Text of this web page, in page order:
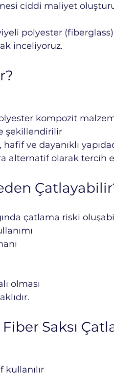
ciddi maliyet
polyester (fiberglass)
inceliyoruz.
kompozit
şekillendirilir
ve dayanıklı
alternatif olarak tercih
çatlama riski
olması
Saksı
kullanılır